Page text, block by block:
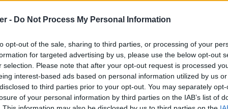
- Do Not Process My Personal Information
opt-out of the sale, sharing to third parties, or processing of your
for targeted advertising by us, please use the below opt-out
selection. Please note that after your opt-out request is processed
interest-based ads based on personal information utilized by us
to third parties prior to your opt-out. You may separately
of your personal information by third parties on the IAB’s list of
public, envoyé le 5 avril 2023 à 22:28, depuis l'adresse IP
page de téléchargement a été vue 315 fois depuis l'envoi du
fichier.fr/2023/04/05/languir-me-fais-partitions/ Copier
fais partitions.pdf sur le Web et